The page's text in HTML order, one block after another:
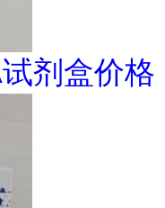
剂盒价格